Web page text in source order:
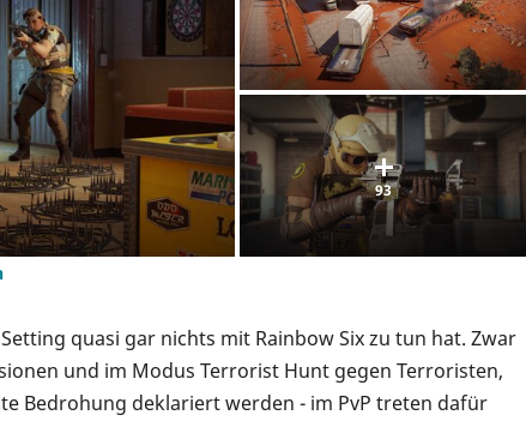
93
quasi gar nichts mit Rainbow Six zu tun hat. Zwar
und im Modus Terrorist Hunt gegen Terroristen,
Bedrohung deklariert werden - im PvP treten dafür